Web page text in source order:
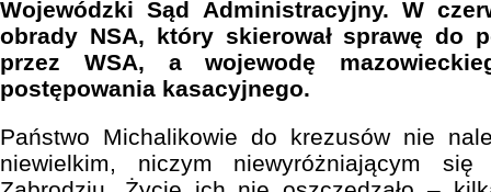
Wojewódzki Sąd Administracyjny. W
obrady NSA, który skierował sprawę do
przez WSA, a wojewodę
postępowania kasacyjnego.
Państwo Michalikowie do krezusów nie
niewielkim, niczym niewyróżniającym